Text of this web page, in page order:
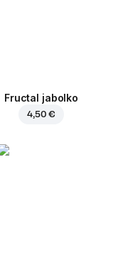
Fructal jabolko
4,50 €